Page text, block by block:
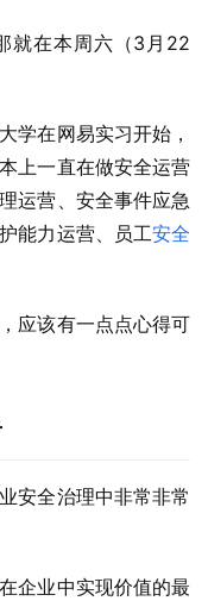
就在本周六（3月22
学在网易实习开始，
上一直在做安全运营
运营、安全事件应急
能力运营、员工安全
应该有一点点心得可
安全治理中非常非常
企业中实现价值的最